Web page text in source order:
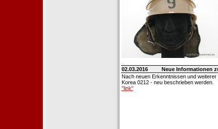
02.03.2016
Neue Informationen
Nach neuen Erkenntnissen und
Korea 0212 - neu beschrieben werden.
"link"